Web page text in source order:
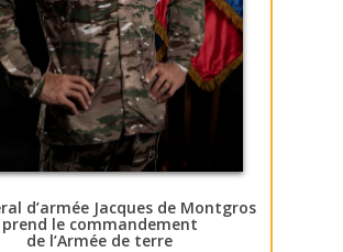
d’armée Jacques de Montgros
prend le commandement
de l’Armée de terre